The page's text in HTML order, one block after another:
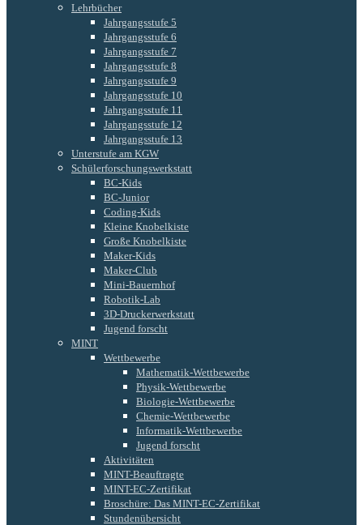
Lehrbücher
Jahrgangsstufe 5
Jahrgangsstufe 6
Jahrgangsstufe 7
Jahrgangsstufe 8
Jahrgangsstufe 9
Jahrgangsstufe 10
Jahrgangsstufe 11
Jahrgangsstufe 12
Jahrgangsstufe 13
Unterstufe am KGW
Schülerforschungswerkstatt
BC-Kids
BC-Junior
Coding-Kids
Kleine Knobelkiste
Große Knobelkiste
Maker-Kids
Maker-Club
Mini-Bauernhof
Robotik-Lab
3D-Druckerwerkstatt
Jugend forscht
MINT
Wettbewerbe
Mathematik-Wettbewerbe
Physik-Wettbewerbe
Biologie-Wettbewerbe
Chemie-Wettbewerbe
Informatik-Wettbewerbe
Jugend forscht
Aktivitäten
MINT-Beauftragte
MINT-EC-Zertifikat
Broschüre: Das MINT-EC-Zertifikat
Stundenübersicht